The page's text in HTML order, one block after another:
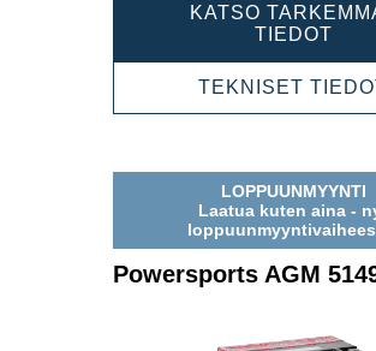
KATSO
TIEDOT
TEKNISET
LOPPUUNMYYNTI
Laatua kuten aina -
Powersports AGM